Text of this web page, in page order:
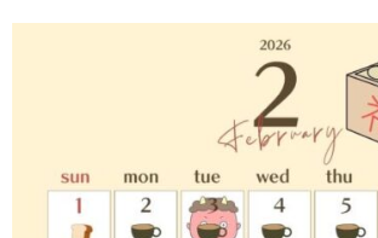
お問い合わせ
RECRUIT